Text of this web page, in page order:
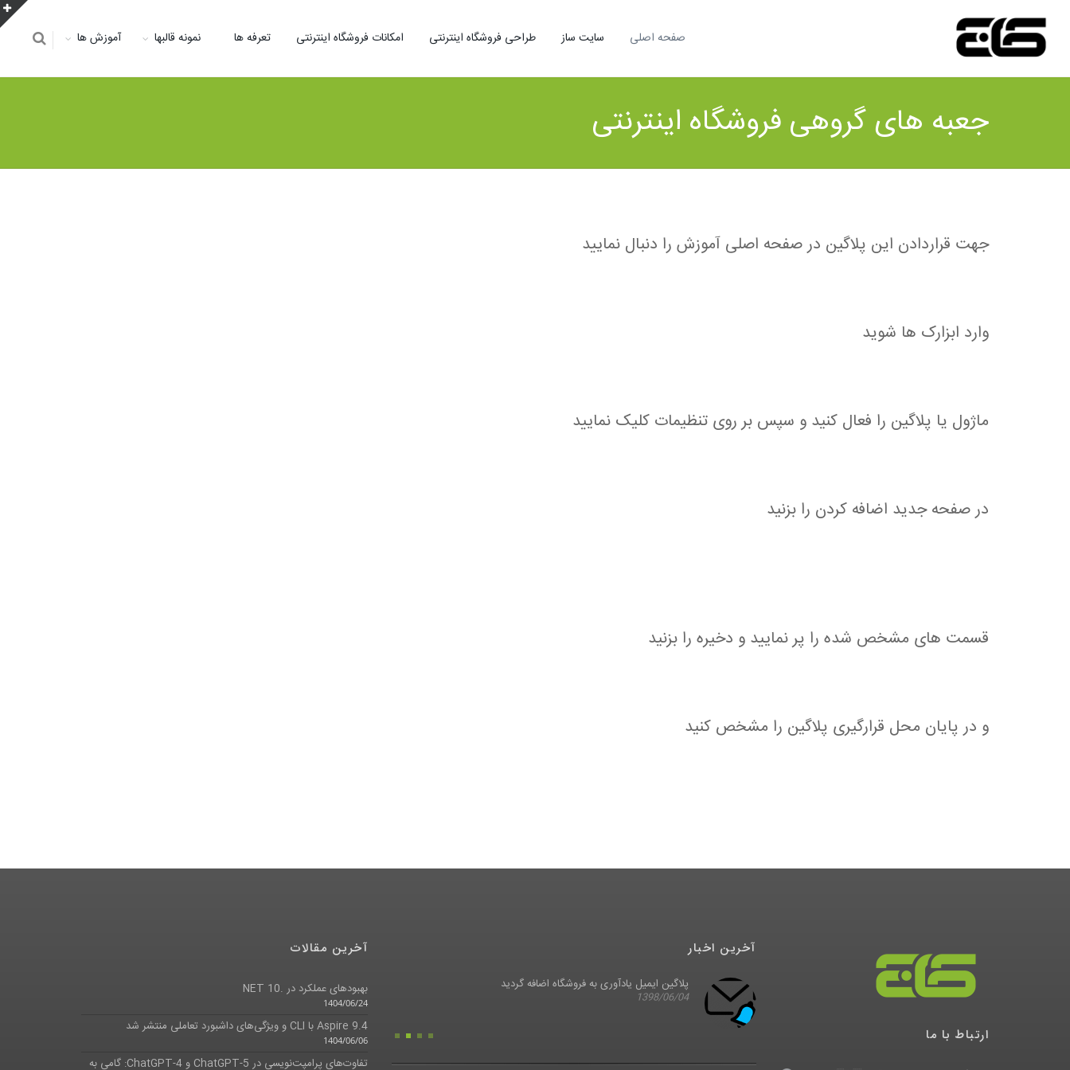
صفحه اصلی سایت ساز طراحی فروشگاه اینترنتی امکانات فروشگاه اینترنتی تعرفه ها نمونه قالبها آموزش ها
جعبه های گروهی فروشگاه اینترنتی
جهت قراردادن این پلاگین در صفحه اصلی آموزش را دنبال نمایید
وارد ابزارک ها شوید
ماژول یا پلاگین را فعال کنید و سپس بر روی تنظیمات کلیک نمایید
در صفحه جدید اضافه کردن را بزنید
قسمت های مشخص شده را پر نمایید و دخیره را بزنید
و در پایان محل قرارگیری پلاگین را مشخص کنید
ارتباط با ما
آخرین اخبار
پلاگین کیف پول الکترونیکی به فروشگاه اضافه گردید
1398/06/06
پلاگین ایمیل یادآوری به فروشگاه اضافه گردید
1398/06/04
آخرین مقالات
بهبودهای عملکرد در .NET 10
1404/06/24
Aspire 9.4 با CLI و ویژگی‌های داشبورد تعاملی منتشر شد
1404/06/06
تفاوت‌های پرامپت‌نویسی در ChatGPT-5 و ChatGPT-4: گامی به